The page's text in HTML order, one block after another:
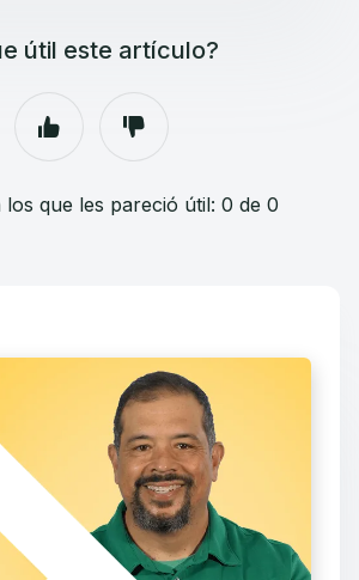
útil este artículo?
los que les pareció útil: 0 de 0